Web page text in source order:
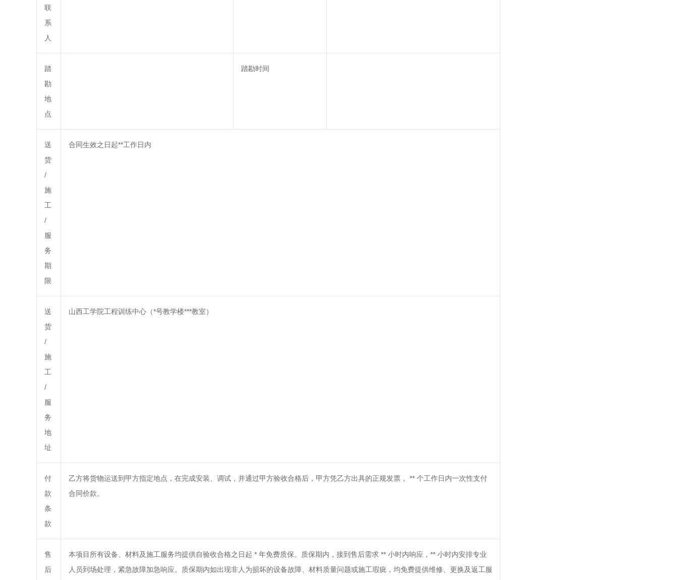
联
系
人
踏
勘
地
点
踏勘时间
送
货
/
施
工
/
服
务
期
限
合同生效之日起**工作日内
送
货
/
施
工
/
服
务
地
址
山西工学院工程训练中心（*号教学楼***教室）
付
款
条
款
乙方将货物运送到甲方指定地点，在完成安装、调试，并通过甲方验收合格后，甲方凭乙方出具的正规发票， ** 个工作日内一次性支付
合同价款。
售
后
本项目所有设备、材料及施工服务均提供自验收合格之日起 * 年免费质保。质保期内，接到售后需求 ** 小时内响应，** 小时内安排专业
人员到场处理，紧急故障加急响应。质保期内如出现非人为损坏的设备故障、材料质量问题或施工瑕疵，均免费提供维修、更换及返工服